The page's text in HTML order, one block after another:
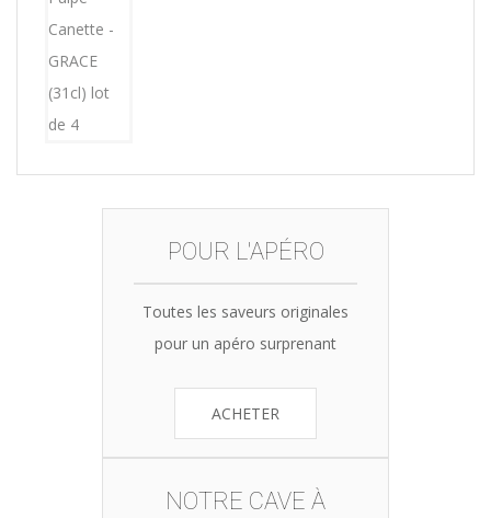
POUR L'APÉRO
Toutes les saveurs originales
pour un apéro surprenant
ACHETER
NOTRE CAVE À